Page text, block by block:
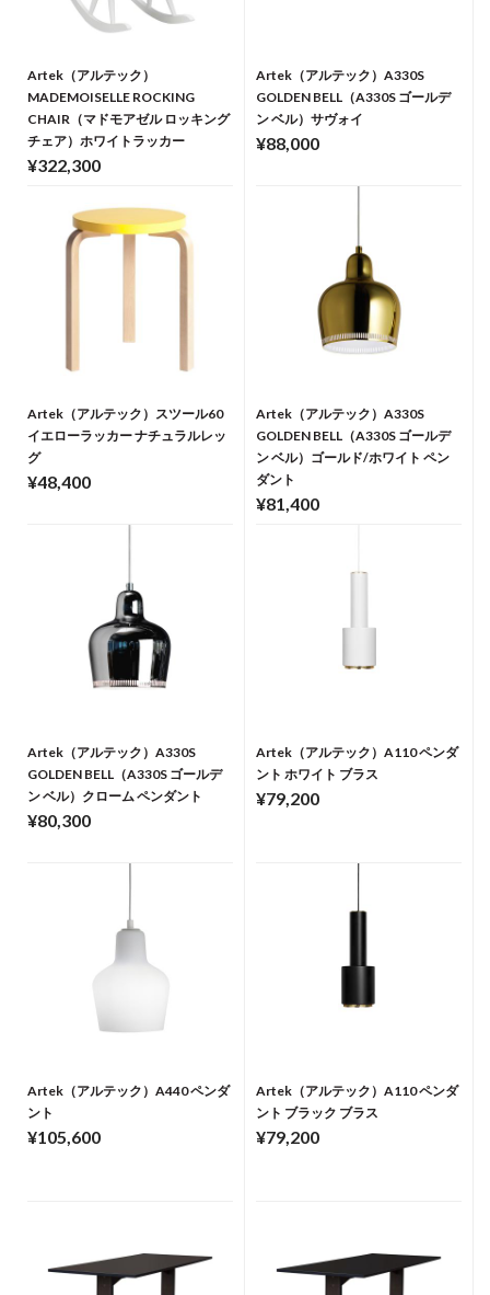
Artek（アルテック）
MADEMOISELLE ROCKING
CHAIR（マドモアゼル ロッキング
チェア）ホワイトラッカー
¥322,300
Artek（アルテック）A330S
GOLDEN BELL（A330S ゴールデ
ン ベル）サヴォイ
¥88,000
Artek（アルテック）スツール60
イエローラッカー ナチュラルレッ
グ
¥48,400
Artek（アルテック）A330S
GOLDEN BELL（A330S ゴールデ
ン ベル）ゴールド/ホワイト ペン
ダント
¥81,400
Artek（アルテック）A330S
GOLDEN BELL（A330S ゴールデ
ン ベル）クローム ペンダント
¥80,300
Artek（アルテック）A110 ペンダ
ント ホワイト ブラス
¥79,200
Artek（アルテック）A440 ペンダ
ント
¥105,600
Artek（アルテック）A110 ペンダ
ント ブラック ブラス
¥79,200